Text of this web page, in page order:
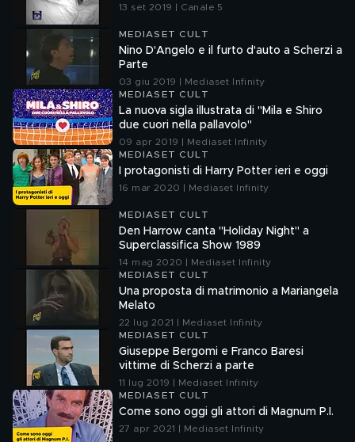
13 set 2019 | Canale 5
MEDIASET CULT
Nino D'Angelo e il furto d'auto a Scherzi a
Parte
03 giu 2019 | Mediaset Infinity
MEDIASET CULT
La nuova sigla illustrata di "Mila e Shiro
due cuori nella pallavolo"
09 apr 2019 | Mediaset Infinity
MEDIASET CULT
I protagonisti di Harry Potter ieri e oggi
16 mar 2020 | Mediaset Infinity
MEDIASET CULT
Den Harrow canta "Holiday Night" a
Superclassifica Show 1989
14 mag 2020 | Mediaset Infinity
MEDIASET CULT
Una proposta di matrimonio a Mariangela
Melato
22 lug 2021 | Mediaset Infinity
MEDIASET CULT
Giuseppe Bergomi e Franco Baresi
vittime di Scherzi a parte
11 lug 2019 | Mediaset Infinity
MEDIASET CULT
Come sono oggi gli attori di Magnum P.I.
27 apr 2021 | Mediaset Infinity